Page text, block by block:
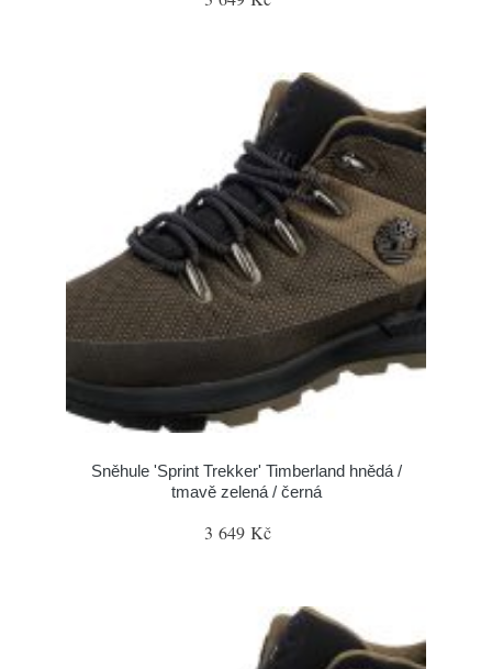
Sněhule 'Sprint Trekker' Timberland hnědá /
tmavě zelená / černá
3 649 Kč